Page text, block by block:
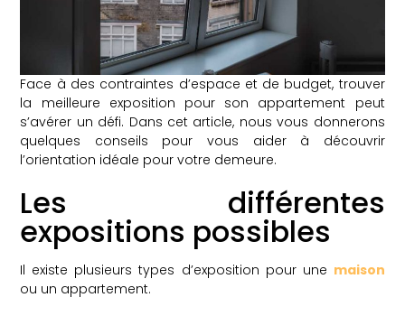
Face à des contraintes d’espace et de budget, trouver
la meilleure exposition pour son appartement peut
s’avérer un défi. Dans cet article, nous vous donnerons
quelques conseils pour vous aider à découvrir
l’orientation idéale pour votre demeure.
Les différentes
expositions possibles
Il existe plusieurs types d’exposition pour une maison
ou un appartement.